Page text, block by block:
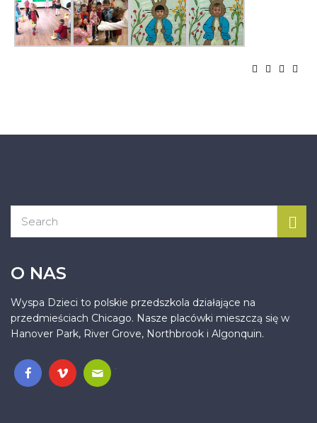
O NAS
Wyspa Dzieci to polskie przedszkola działające na
przedmieściach Chicago. Nasze placówki mieszczą się w
Hanover Park, River Grove, Northbrook i Algonquin.
.